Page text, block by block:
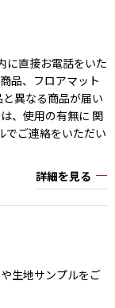
に直接お電話をいた
品、フロアマット
異なる商品が届い
、使用の有無に 関
でご連絡をいただい
詳細を見る
生地サンプルをご